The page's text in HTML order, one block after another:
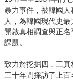
暴力事件，被韓國
人，為韓國現代史
開啟真相調查與正
課題。
致力於挖掘四．三
三十年間採訪了上